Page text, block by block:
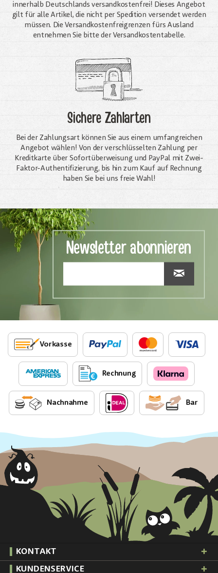
innerhalb Deutschlands versandkostenfrei! Dieses Angebot
gilt für alle Artikel, die nicht per Spedition versendet werden
müssen. Die Versandkosten­freigrenzen fürs Ausland
entnehmen Sie bitte der Versandkostentabelle.
Sichere Zahlarten
Bei der Zahlungsart können Sie aus einem umfangreichen
Angebot wählen! Von der verschlüsselten Zahlung per
Kreditkarte über Sofortüberweisung und PayPal mit Zwei-
Faktor-Authentifizierung, bis hin zum Kauf auf Rechnung
haben Sie bei uns freie Wahl!
Newsletter abonnieren
Vorkasse
Rechnung
Nachnahme Bar
KONTAKT
KUNDENSERVICE